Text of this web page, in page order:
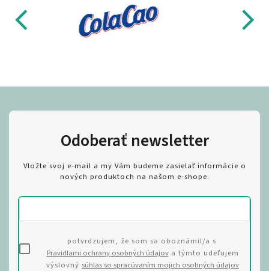
Odoberať newsletter
Vložte svoj e-mail a my Vám budeme zasielať informácie o
nových produktoch na našom e-shope.
potvrdzujem, že som sa oboznámil/a s
Pravidlami ochrany osobných údajova týmto udeľujem
výslovný súhlas so spracúvaním mojich osobných údajov